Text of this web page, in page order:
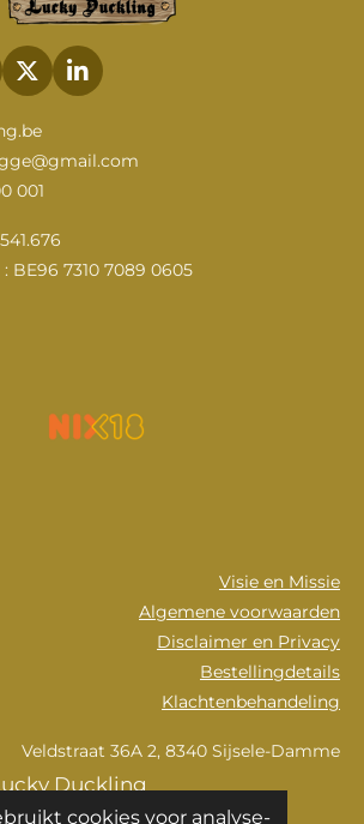
cookies voor analyse-
X
L
i
e
001
BE96 7310 7089 0605
Visie en Missie
Algemene voorwaarden
Disclaimer en Privacy
Bestellingdetails
Klachtenbehandeling
Veldstraat 36A 2, 8340 Sijsele-Damme
Duckling